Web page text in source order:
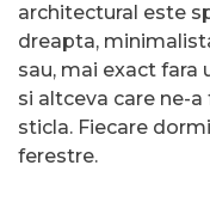
architectural este
dreapta,
sau, mai exact fara
si altceva care ne-
sticla. Fiecare
ferestre.